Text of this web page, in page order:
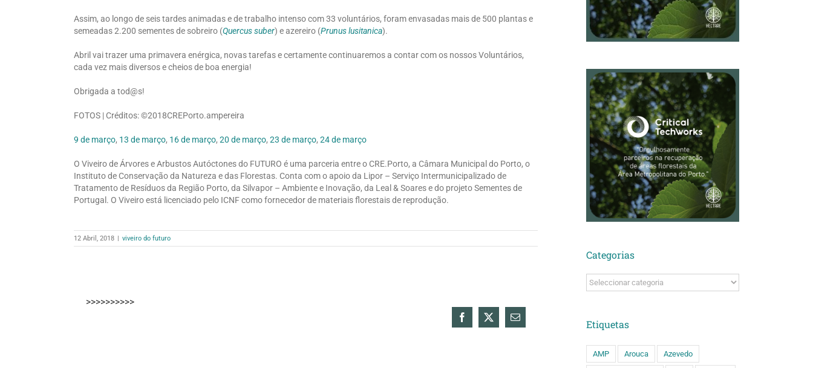
Assim, ao longo de seis tardes animadas e de trabalho intenso com 33 voluntários, foram envasadas mais de 500 plantas e
semeadas 2.200 sementes de sobreiro (Quercus suber) e azereiro (Prunus lusitanica).
Abril vai trazer uma primavera enérgica, novas tarefas e certamente continuaremos a contar com os nossos Voluntários,
cada vez mais diversos e cheios de boa energia!
Obrigada a tod@s!
FOTOS | Créditos: ©2018CREPorto.ampereira
9 de março, 13 de março, 16 de março, 20 de março, 23 de março, 24 de março
O Viveiro de Árvores e Arbustos Autóctones do FUTURO é uma parceria entre o CRE.Porto, a Câmara Municipal do Porto, o
Instituto de Conservação da Natureza e das Florestas. Conta com o apoio da Lipor – Serviço Intermunicipalizado de
Tratamento de Resíduos da Região Porto, da Silvapor – Ambiente e Inovação, da Leal & Soares e do projeto Sementes de
Portugal. O Viveiro está licenciado pelo ICNF como fornecedor de materiais florestais de reprodução.
12 Abril, 2018 | viveiro do futuro
>>>>>>>>>>
Facebook
X
Email
(necessário
Categorias
Categorias
Etiquetas
AMP Arouca Azevedo